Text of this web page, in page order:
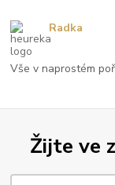
Žijte ve
Vše v naprostém
Radka